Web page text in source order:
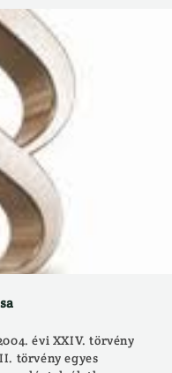
évi XXIV. törvény
törvény egyes